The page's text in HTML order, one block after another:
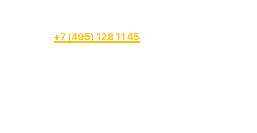
+7 (495) 128 11 45